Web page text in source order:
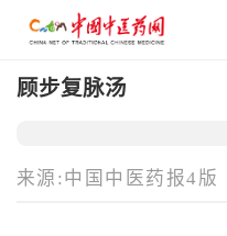
顾步复脉汤
来源:中国中医药报4版